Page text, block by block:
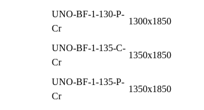
UNO-BF-1-130-P-
Cr
1300x1850
UNO-BF-1-135-C-
Cr
1350x1850
UNO-BF-1-135-P-
Cr
1350x1850